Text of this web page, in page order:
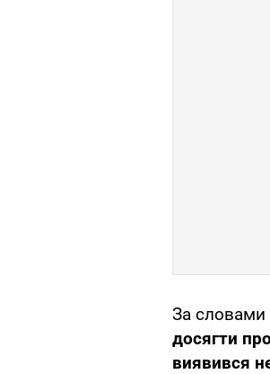
За словами
досягти
виявився